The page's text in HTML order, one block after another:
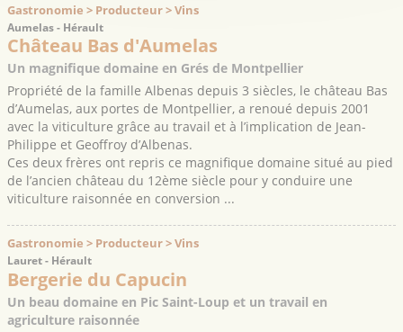
Gastronomie > Producteur > Vins
Aumelas - Hérault
Château Bas d'Aumelas
Un magnifique domaine en Grés de Montpellier
Propriété de la famille Albenas depuis 3 siècles, le château Bas
d’Aumelas, aux portes de Montpellier, a renoué depuis 2001
avec la viticulture grâce au travail et à l’implication de Jean-
Philippe et Geoffroy d’Albenas.
Ces deux frères ont repris ce magnifique domaine situé au pied
de l’ancien château du 12ème siècle pour y conduire une
viticulture raisonnée en conversion ...
Gastronomie > Producteur > Vins
Lauret - Hérault
Bergerie du Capucin
Un beau domaine en Pic Saint-Loup et un travail en
agriculture raisonnée